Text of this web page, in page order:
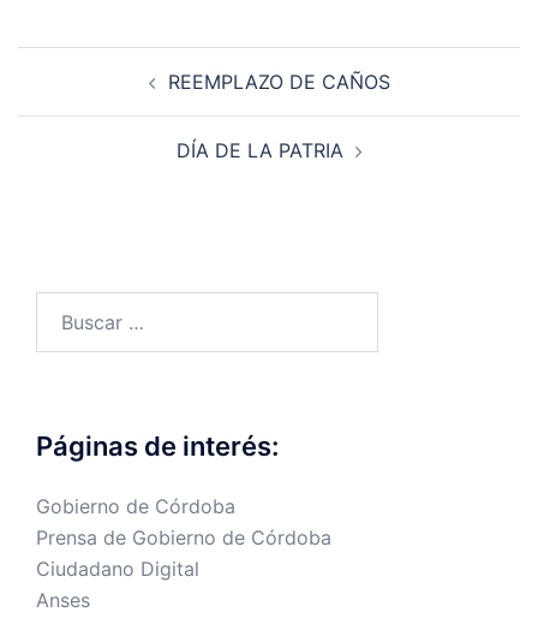
REEMPLAZO DE CAÑOS
DÍA DE LA PATRIA
Páginas de interés:
Gobierno de Córdoba
Prensa de Gobierno de Córdoba
Ciudadano Digital
Anses